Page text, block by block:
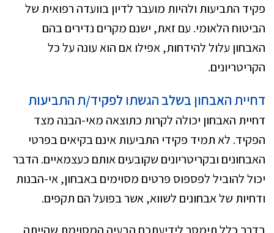
פקיד התביעות ולהיות מועבר לדיון בוועדה רפואית של
הביטוח הלאומי. עם זאת, ישנם מקרים נדירים בהם
האבחון עלול להידחות, אפילו אם הוא עונה על כל
הקריטריונים.
דחיית האבחון בשלב הגשתו לפקיד/ת התביעות
דחיית האבחון יכולה לקרות כתוצאה מאי-הבנה מצד
הפקיד. לא תמיד פקידי התביעות אינם בקיאים בפרטי
האבחונים ובקריטריונים שקובעים אותם כעצמאיים. הדבר
יכול להוביל לפספוס פרטים מסוימים באבחון, אי-הבנות
ודחיות של אבחונים לשווא, אשר בפועל הם תקפים.